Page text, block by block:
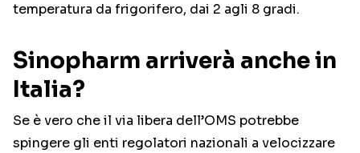
temperatura da frigorifero, dai 2 agli 8 gradi.
Sinopharm arriverà anche in
Italia?
Se è vero che il via libera dell’OMS potrebbe
spingere gli enti regolatori nazionali a velocizzare